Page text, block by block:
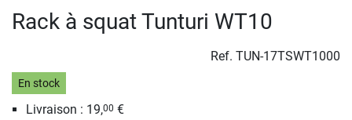
Rack à squat Tunturi WT10
Ref. TUN-17TSWT1000
En stock
Livraison : 19,00 €